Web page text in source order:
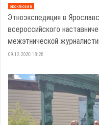
эксклюзив
Этноэкспедиция в
всероссийского
межэтнической
09.12.2020 18:28